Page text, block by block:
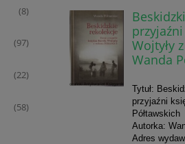
(8)
(97)
(22)
(58)
Wojtyły
Wanda
Tytuł:
przyjaźni
Półtawskich
Autorka:
Adres